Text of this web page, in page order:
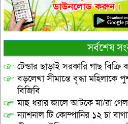
সর্বশেষ
টেন্ডার ছাড়াই সরকারি গাছ
বড়লেখা সীমান্তে বৃদ্ধা মহিলাকে
বিজিবি
মাছ ধরার জালে আটকে মা/রা
ন্যাশনাল টি কোম্পানির ১২ চা